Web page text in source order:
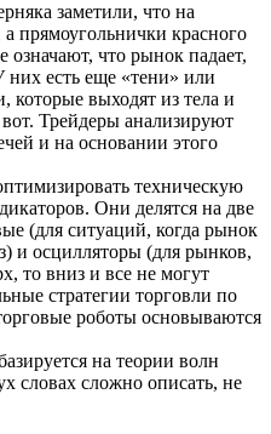
заметили, что на
прямоугольнички красного
означают, что рынок падает,
них есть еще «тени» или
которые выходят из тела и
Трейдеры анализируют
и на основании этого
техническую
Они делятся на две
(для ситуаций, когда рынок
и осцилляторы (для рынков,
то вниз и все не могут
стратегии торговли по
роботы основываются
на теории волн
словах сложно описать, не